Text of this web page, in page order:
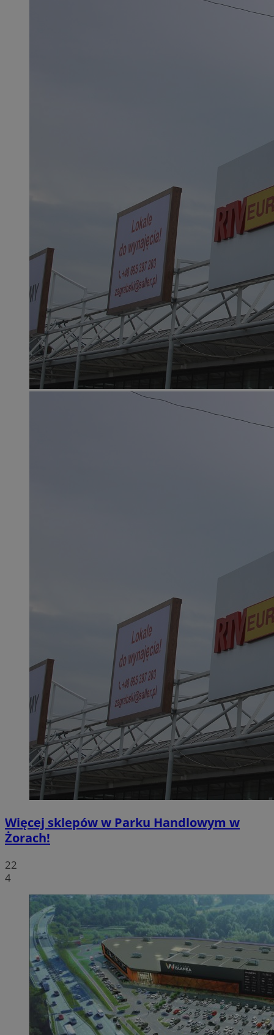
Więcej sklepów w Parku Handlowym w
Żorach!
22
4